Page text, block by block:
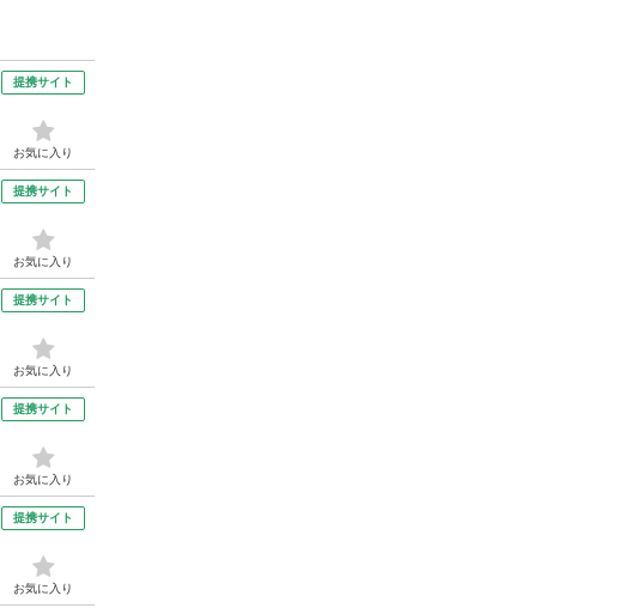
提携サイト
お気に入り
提携サイト
お気に入り
提携サイト
お気に入り
提携サイト
お気に入り
提携サイト
お気に入り